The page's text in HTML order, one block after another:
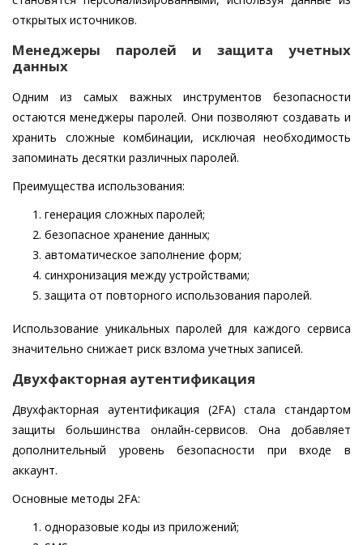
открытых источников.
Менеджеры паролей и защита учетных
данных
Одним из самых важных инструментов безопасности
остаются менеджеры паролей. Они позволяют создавать и
хранить сложные комбинации, исключая необходимость
запоминать десятки различных паролей.
Преимущества использования:
генерация сложных паролей;
безопасное хранение данных;
автоматическое заполнение форм;
синхронизация между устройствами;
защита от повторного использования паролей.
Использование уникальных паролей для каждого сервиса
значительно снижает риск взлома учетных записей.
Двухфакторная аутентификация
Двухфакторная аутентификация (2FA) стала стандартом
защиты большинства онлайн-сервисов. Она добавляет
дополнительный уровень безопасности при входе в
аккаунт.
Основные методы 2FA:
одноразовые коды из приложений;